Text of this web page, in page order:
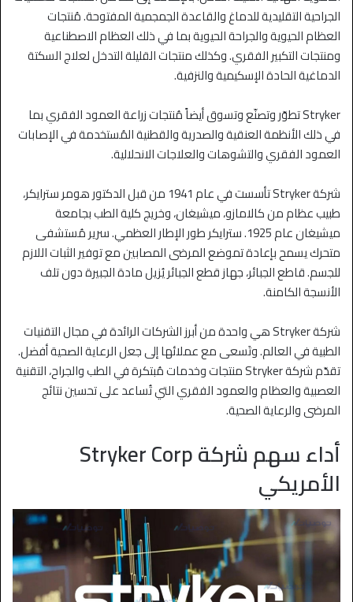
الجراحية التقليدية للدماغ والقاعدة الجمجمية المفتوحة. مُنتجات
العظام الحيوية والجراحة الحيوية بما في ذلك العظام الاصطناعية
ومنتجات التكبير الفقري. وكذلك منتجات القليلة التدخل لعلاج السكتة
الدماغية الحادة الإسكيمية والنزفية.
Stryker تطوّر وتصنّع وتسوق أيضاً مُنتجات زراعة العمود الفقري بما
في ذلك الأنظمة العنقية والصدرية والقطنية المُستخدمة في الإصابات
العمود الفقري والتشوهات والعلاجات الانحلالية.
شركة Stryker تأسست في عام 1941 من قبل الدكتور هومر سترايكر،
طبيب عظام من كالامازو، ميشيغان، وخريج كلية الطب بجامعة
ميشيغان عام 1925. سترايكر طور الإطار العظمي. سرير مُستشفى
متحرك يسمح بإعادة تموضع المرضى المصابين مع توفير الثبات اللازم
للجسم. قاطع الجبائر، جهاز قطع الجبائر يُزيل مادة الجبيرة دون تلف
الأنسجة الكامنة.
شركة Stryker هي واحدة من أبرز الشركات الرائدة في مجال التقنيات
الطبية في العالم. وتَسعى مع عملائها إلى جعل الرعاية الصحية أفضل.
تقدّم شركة Stryker منتجات وخدمات مُبتكرة في الطب والجراح، التقنية
العصبية والعظام والعمود الفقري التي تُساعد على تحسين نتائج
المرضى والرعاية الصحية.
أداء سهم شركة Stryker Corp
الأمريكي